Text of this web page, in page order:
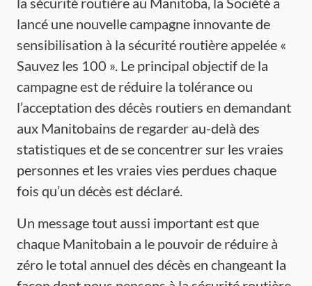
lancé une nouvelle campagne innovante de
sensibilisation à la sécurité routière appelée «
Sauvez les 100 ». Le principal objectif de la
campagne est de réduire la tolérance ou
l’acceptation des décès routiers en demandant
aux Manitobains de regarder au-delà des
statistiques et de se concentrer sur les vraies
personnes et les vraies vies perdues chaque
fois qu’un décès est déclaré.
Un message tout aussi important est que
chaque Manitobain a le pouvoir de réduire à
zéro le total annuel des décès en changeant la